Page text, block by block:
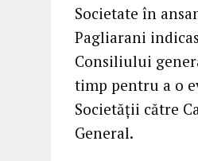
Societate în
Pagliarani
Consiliului
timp pentru a o
Societății către
General.